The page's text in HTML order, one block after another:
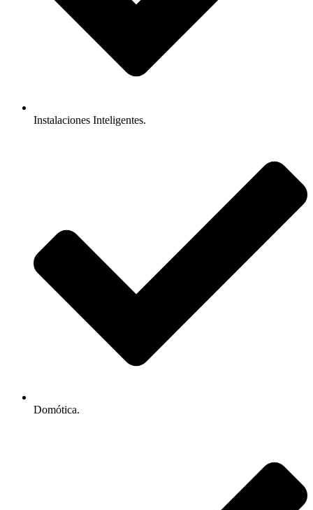
Instalaciones Inteligentes.
Domótica.